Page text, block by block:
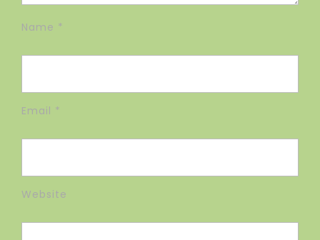
Name *
Email *
Website